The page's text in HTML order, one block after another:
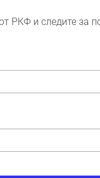
РКФ и следите за